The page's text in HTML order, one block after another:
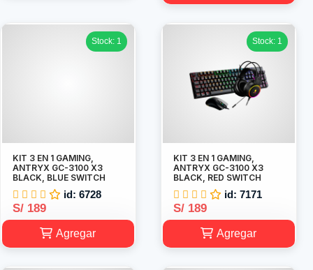
Stock: 1
KIT 3 EN 1 GAMING,
ANTRYX GC-3100 X3
BLACK, BLUE SWITCH
id: 6728
S/ 189
Agregar
Stock: 1
KIT 3 EN 1 GAMING,
ANTRYX GC-3100 X3
BLACK, RED SWITCH
id: 7171
S/ 189
Agregar